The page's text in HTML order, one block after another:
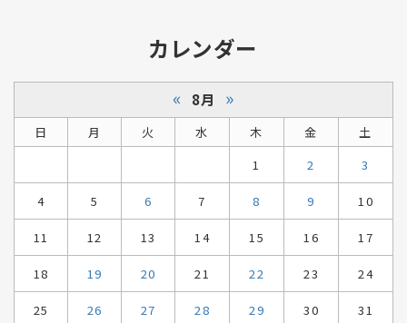
カレンダー
« 8月 »
日 月 火 水 木 金
土
1
2 3
4 5 6 7 8 9 10
11 12 13 14 15 16 17
18 19 20 21 22 23 24
25 26 27 28 29 30 31